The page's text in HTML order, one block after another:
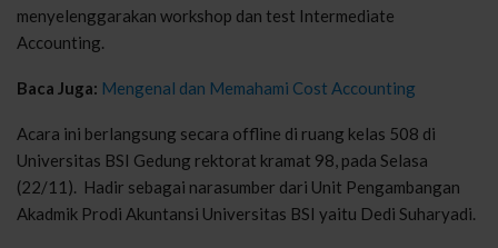
menyelenggarakan workshop dan test Intermediate
Accounting.
Baca Juga: Mengenal dan Memahami Cost Accounting
Acara ini berlangsung secara offline di ruang kelas 508 di
Universitas BSI Gedung rektorat kramat 98, pada Selasa
(22/11). Hadir sebagai narasumber dari Unit Pengambangan
Akadmik Prodi Akuntansi Universitas BSI yaitu Dedi Suharyadi.